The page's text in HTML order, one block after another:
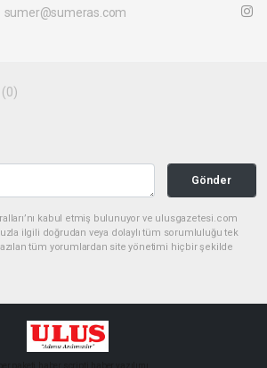
sumer@sumeras.com
(0)
Gönder
kabul etmiş bulunuyor ve ulusgazetesi.com
ilgili doğrudan veya dolaylı tüm sorumluluğu tek
tüm yorumlardan site yönetimi hiçbir şekilde